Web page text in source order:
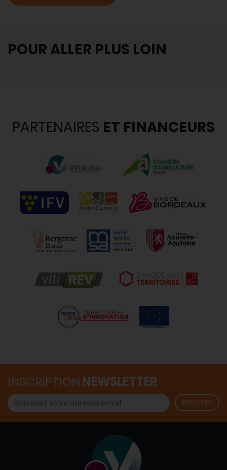
POUR ALLER PLUS LOIN
PARTENAIRES ET FINANCEURS
INSCRIPTION NEWSLETTER